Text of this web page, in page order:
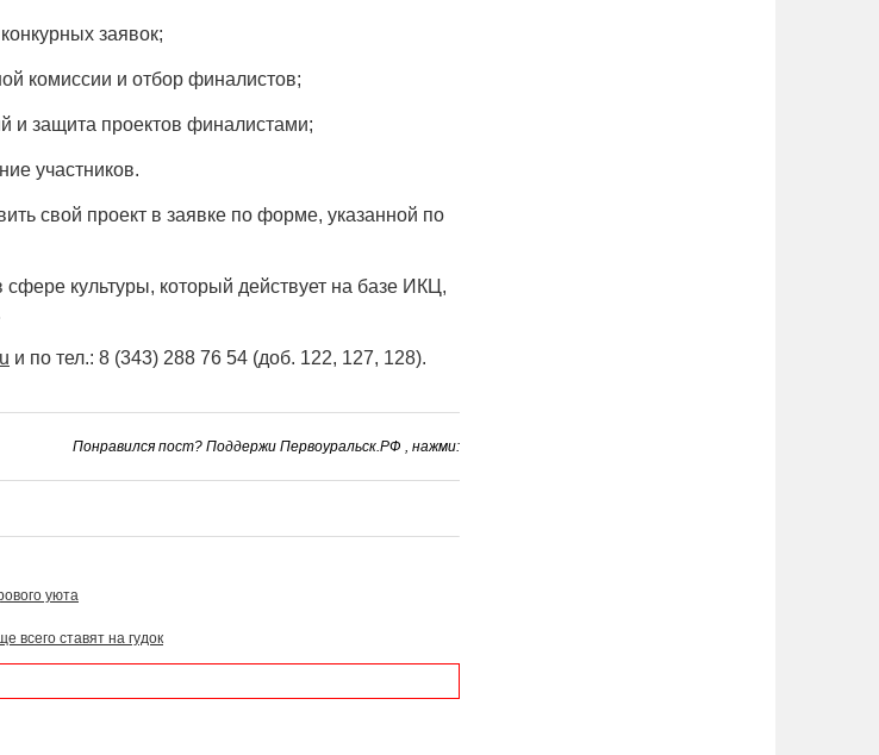
заявок;
комиссии и отбор финалистов;
и защита проектов финалистами;
участников.
свой проект в заявке по форме, указанной по
культуры, который действует на базе ИКЦ,
и по тел.: 8 (343) 288 76 54 (доб. 122, 127, 128).
Понравился пост? Поддержи Первоуральск.РФ , нажми:
уюта
всего ставят на гудок